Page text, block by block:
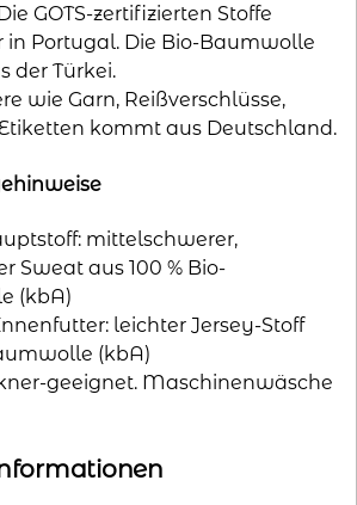
GOTS-zertifizierten Stoffe
in Portugal. Die Bio-Baumwolle
der Türkei.
wie Garn, Reißverschlüsse,
kommt aus Deutschland.
mittelschwerer,
Sweat aus 100 % Bio-
(kbA)
leichter Jersey-Stoff
(kbA)
geeignet. Maschinenwäsche